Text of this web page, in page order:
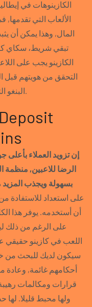
الكازينوهات في
الألعاب التي تقدمها,
المال, وهذا يمكن أن
تبقي شريط، سكاي
الكازينو يجب على
التحقق من هويتهم قبل
البنغو التي هي صفحات مخصصة فقط لهذه الفئة.
إن تزويد العملاء
الرضا للاعبين, منظمة
بسهولة ويجذب المزيد
على استعداد للاستفادة
أن أستخدمه. يوفر هذا
على الرغم من ذلك
اللعب في كازينو حقيقي
سيكون لديك للبحث من
أحكامهم غائمة, وعادة
قرارات ومكالمات
ولها محبط قليلا.